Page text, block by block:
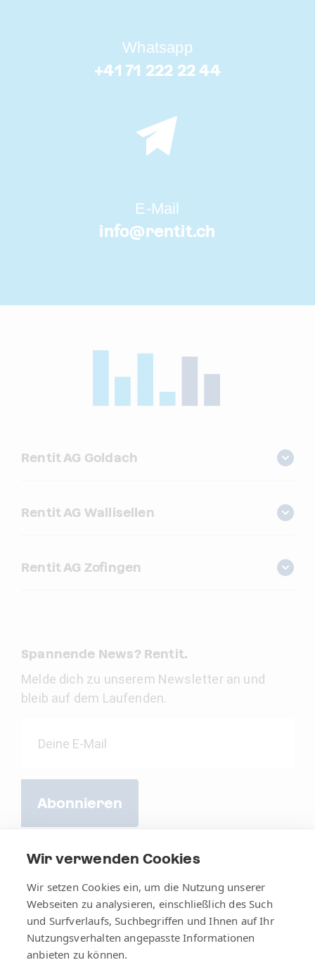
Wir verwenden Cookies
Wir setzen Cookies ein, um die Nutzung unserer
Webseiten zu analysieren, einschließlich des Such
und Surfverlaufs, Suchbegriffen und Ihnen auf Ihr
Nutzungsverhalten angepasste Informationen
anbieten zu können.
Whatsapp
+41 71 222 22 44
E-Mail
info@rentit.ch
Rentit AG Goldach
Rentit AG Wallisellen
Rentit AG Zofingen
Spannende News? Rentit.
Melde dich zu unserem Newsletter an und
bleib auf dem Laufenden.
Abonnieren